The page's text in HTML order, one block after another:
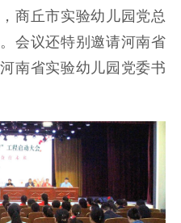
商丘市实验幼儿园党总
会议还特别邀请河南省
南省实验幼儿园党委书